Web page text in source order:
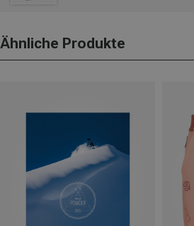
Ähnliche Produkte